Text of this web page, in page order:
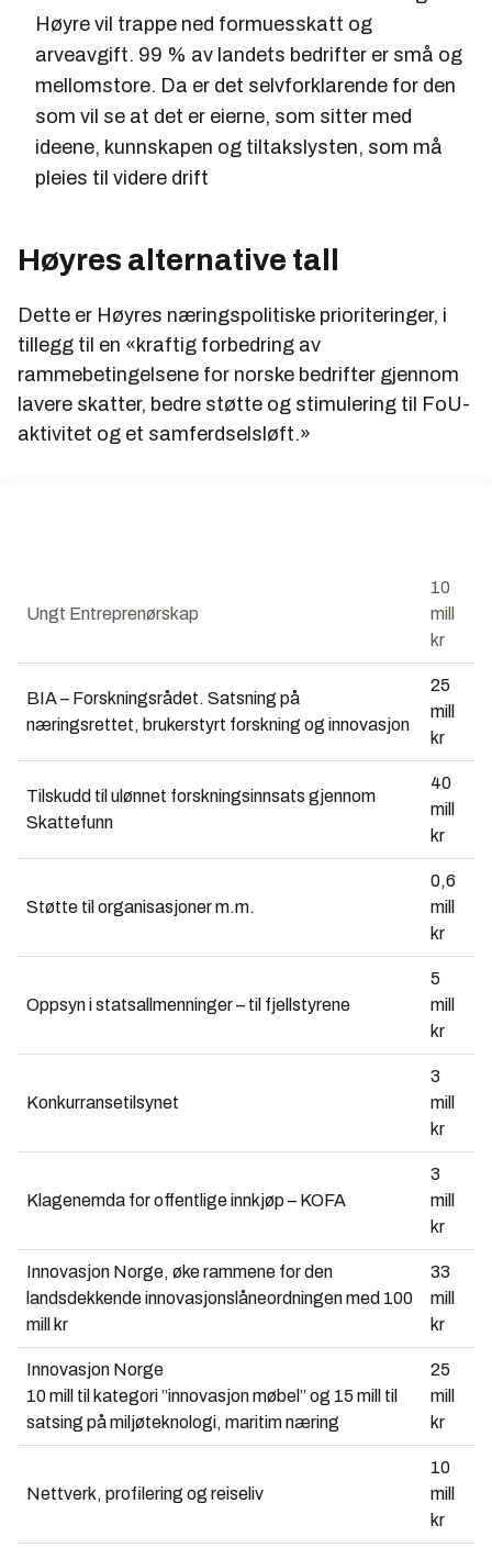
Høyre vil trappe ned formuesskatt og
arveavgift. 99 % av landets bedrifter er små og
mellomstore. Da er det selvforklarende for den
som vil se at det er eierne, som sitter med
ideene, kunnskapen og tiltakslysten, som må
pleies til videre drift
Høyres alternative tall
Dette er Høyres næringspolitiske prioriteringer, i
tillegg til en «kraftig forbedring av
rammebetingelsene for norske bedrifter gjennom
lavere skatter, bedre støtte og stimulering til FoU-
aktivitet og et samferdselsløft.»
Ungt Entreprenørskap
10
mill
kr
BIA – Forskningsrådet. Satsning på
næringsrettet, brukerstyrt forskning og innovasjon
25
mill
kr
Tilskudd til ulønnet forskningsinnsats gjennom
Skattefunn
40
mill
kr
Støtte til organisasjoner m.m.
0,6
mill
kr
Oppsyn i statsallmenninger – til fjellstyrene
5
mill
kr
Konkurransetilsynet
3
mill
kr
Klagenemda for offentlige innkjøp – KOFA
3
mill
kr
Innovasjon Norge, øke rammene for den
landsdekkende innovasjonslåneordningen med 100
mill kr
33
mill
kr
Innovasjon Norge
10 mill til kategori ”innovasjon møbel” og 15 mill til
satsing på miljøteknologi, maritim næring
25
mill
kr
Nettverk, profilering og reiseliv
10
mill
kr